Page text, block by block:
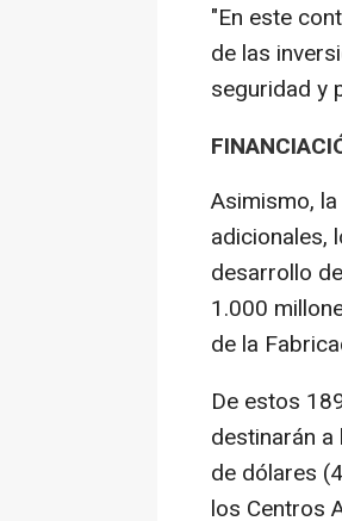
"En este
de las
seguridad y
Asimismo,
adicionales,
desarrollo
1.000
de la
De estos
destinarán
de dólares
los Centros